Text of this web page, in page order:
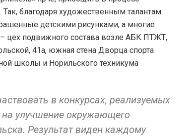
благодаря художественным талантам
детскими рисунками, а многие
цех подвижного состава возле АБК ПТЖТ,
41а, южная стена Дворца спорта
школы и Норильского техникума
в конкурсах, реализуемых
улучшение окружающего
Результат виден каждому